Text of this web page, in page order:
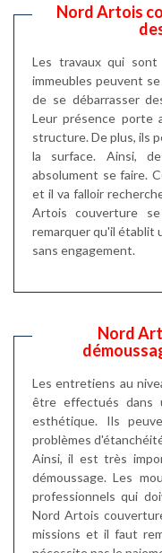
Nord Artois
Les travaux qui sont
immeubles peuvent
de se débarrasser
Leur présence porte
structure. De plus, ils
la surface. Ainsi,
absolument se faire.
et il va falloir
Artois couverture
remarquer qu'il établit
sans engagement.
Nord
Les entretiens au
être effectués dans
esthétique. Ils
problèmes
Ainsi, il est très
démoussage. Les
professionnels qui
Nord Artois
missions et il faut